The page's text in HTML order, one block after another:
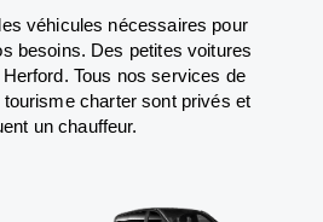
véhicules nécessaires pour
besoins. Des petites voitures
Tous nos services de
tourisme charter sont privés et
un chauffeur.